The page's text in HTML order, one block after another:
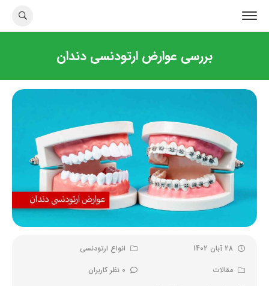
بررسی عوارض ارتودنسی دندان
28 آبان 1402
انواع ارتودنسی
مقالات
0 نظر کاربران